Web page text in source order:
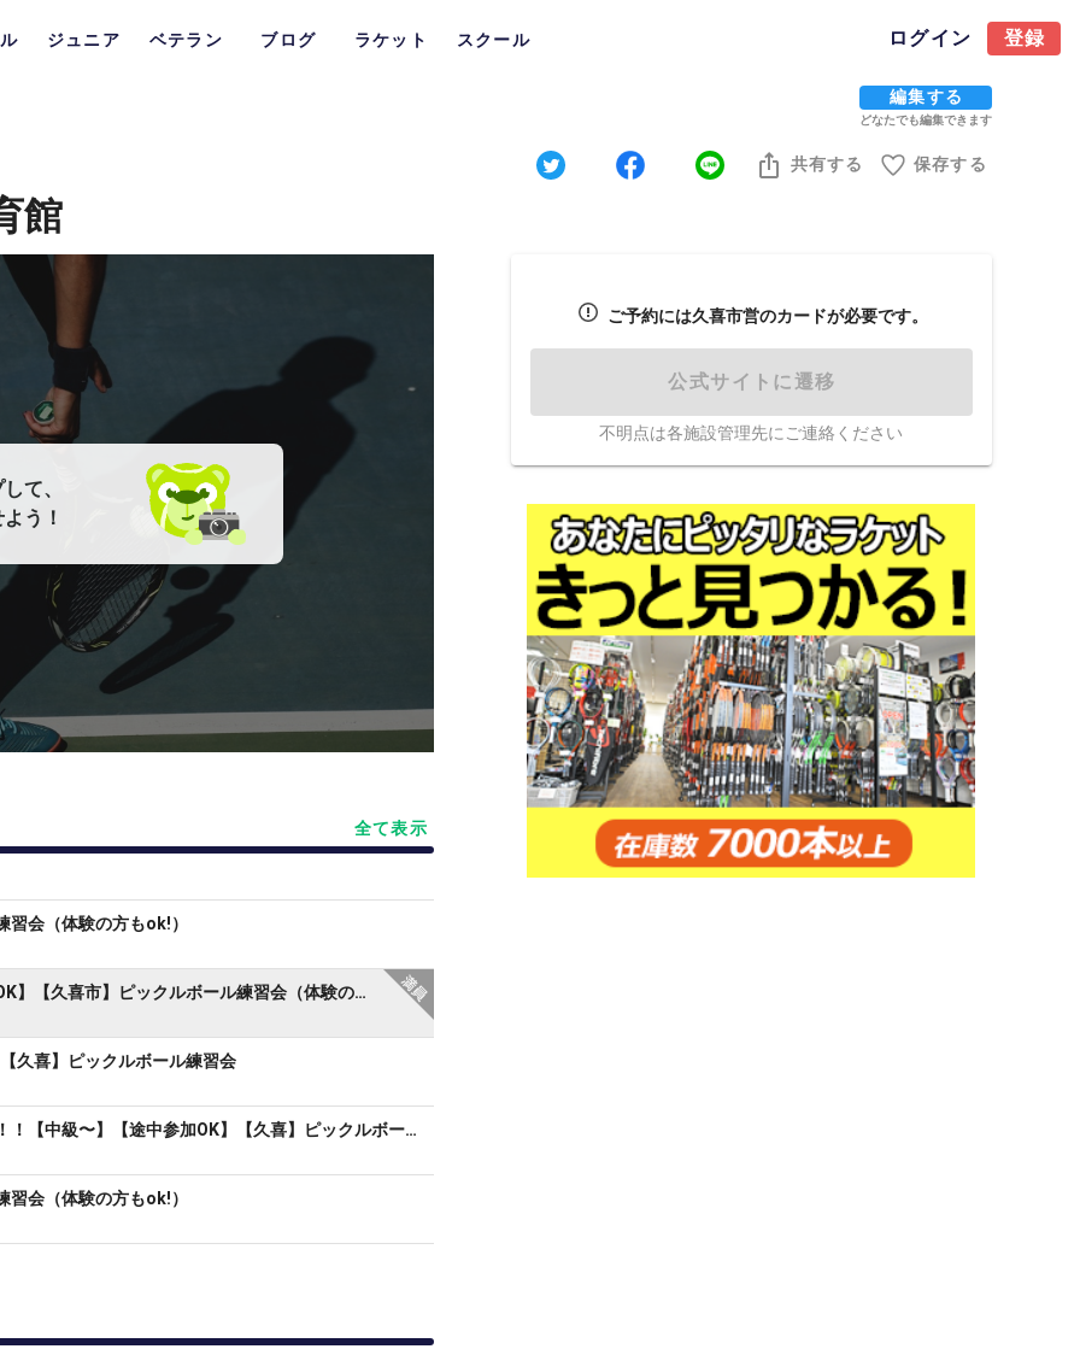
ジュニア ベテラン ブログ ラケット スクール ログイン 登録
編集する
どなたでも編集できます
共有する 保存する
館
て、
う！
全て表示
習会（体験の方もok!）
【🔰〜初中級】【途中参加OK】【久喜市】ピックルボール練習会（体験の方もok!）
久喜】ピックルボール練習会
４時間たっぷりワンコイン！！【中級〜】【途中参加OK】【久喜】ピックルボール練習会
習会（体験の方もok!）
ご予約には久喜市営のカードが必要です。
公式サイトに遷移
不明点は各施設管理先にご連絡ください